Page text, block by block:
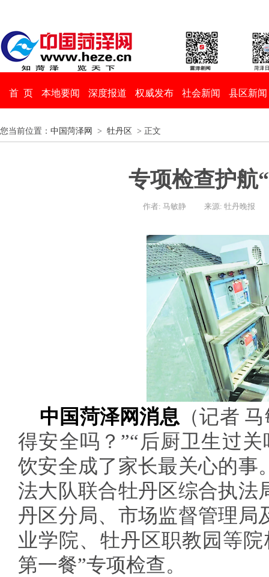
首 页 本地要闻 深度报道 权威发布 社会新闻 县区新闻
您当前位置： 中国菏泽网 > 牡丹区 > 正文
专项检查护航
作者: 马敏静 来源: 牡丹晚报
中国菏泽网消息 （记者
得安全吗？”“后厨卫生过
饮安全成了家长最关心的事
法大队联合牡丹区综合执法
丹区分局、市场监督管理局
业学院、牡丹区职教园等
第一餐”专项检查。